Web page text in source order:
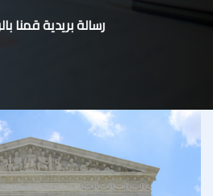
رسالة بريدية قمنا